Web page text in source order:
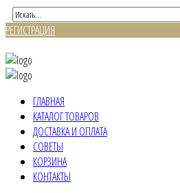
РЕГИСТРАЦИЯ
ГЛАВНАЯ
КАТАЛОГ ТОВАРОВ
ДОСТАВКА И ОПЛАТА
СОВЕТЫ
КОРЗИНА
КОНТАКТЫ